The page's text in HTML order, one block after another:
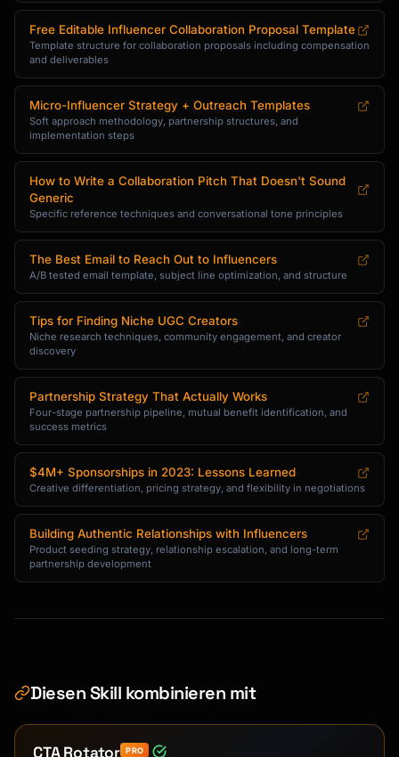
Free Editable Influencer Collaboration Proposal Template
Template structure for collaboration proposals including compensation
and deliverables
Micro-Influencer Strategy + Outreach Templates
Soft approach methodology, partnership structures, and
implementation steps
How to Write a Collaboration Pitch That Doesn't Sound
Generic
Specific reference techniques and conversational tone principles
The Best Email to Reach Out to Influencers
A/B tested email template, subject line optimization, and structure
Tips for Finding Niche UGC Creators
Niche research techniques, community engagement, and creator
discovery
Partnership Strategy That Actually Works
Four-stage partnership pipeline, mutual benefit identification, and
success metrics
$4M+ Sponsorships in 2023: Lessons Learned
Creative differentiation, pricing strategy, and flexibility in negotiations
Building Authentic Relationships with Influencers
Product seeding strategy, relationship escalation, and long-term
partnership development
Diesen Skill kombinieren mit
CTA Rotator PRO